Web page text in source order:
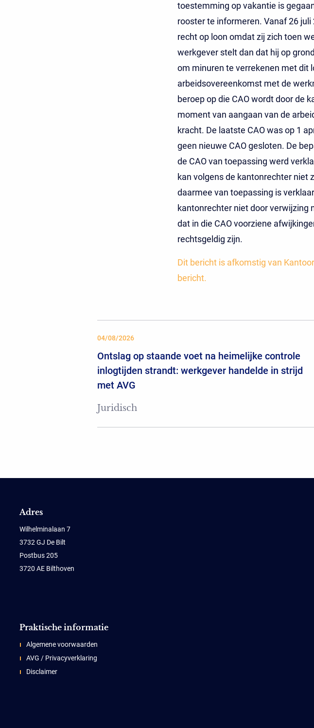
toestemming op vakantie is
rooster te informeren. Vanaf 26
recht op loon omdat zij zich toen
werkgever stelt dan dat hij op
om minuren te verrekenen met dit
arbeidsovereenkomst met de
beroep op die CAO wordt door de
moment van aangaan van de
kracht. De laatste CAO was op 1
geen nieuwe CAO gesloten. De
de CAO van toepassing werd
kan volgens de kantonrechter niet
daarmee van toepassing is
kantonrechter niet door verwijzing
dat in die CAO voorziene
rechtsgeldig zijn.
Dit bericht is afkomstig van
bericht.
04/08/2026
Ontslag op staande voet na heimelijke controle
inlogtijden strandt: werkgever handelde in strijd
met AVG
Juridisch
Adres
Wilhelminalaan 7
3732 GJ De Bilt
Postbus 205
3720 AE Bilthoven
Praktische informatie
Algemene voorwaarden
AVG / Privacyverklaring
Disclaimer